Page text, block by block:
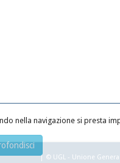
| © UGL - Unione
nella navigazione si presta